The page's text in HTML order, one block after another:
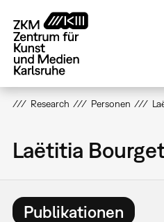
zum
Inhalt
Research Personen
Laëtitia
Publikationen